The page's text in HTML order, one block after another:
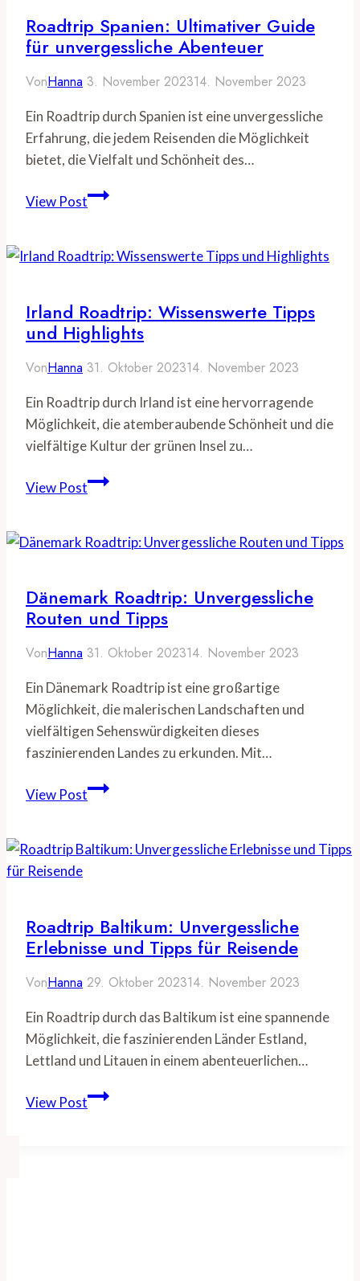
Roadtrip Spanien: Ultimativer Guide
für unvergessliche Abenteuer
VonHanna 3. November 202314. November 2023
Ein Roadtrip durch Spanien ist eine unvergessliche
Erfahrung, die jedem Reisenden die Möglichkeit
bietet, die Vielfalt und Schönheit des…
View PostRoadtrip
Guide
unvergessliche
Abenteuer
Irland Roadtrip: Wissenswerte Tipps
und Highlights
VonHanna 31. Oktober 202314. November 2023
Ein Roadtrip durch Irland ist eine hervorragende
Möglichkeit, die atemberaubende Schönheit und die
vielfältige Kultur der grünen Insel zu…
View PostIrland
Tipps
Highlights
Dänemark Roadtrip: Unvergessliche
Routen und Tipps
VonHanna 31. Oktober 202314. November 2023
Ein Dänemark Roadtrip ist eine großartige
Möglichkeit, die malerischen Landschaften und
vielfältigen Sehenswürdigkeiten dieses
faszinierenden Landes zu erkunden. Mit…
View PostDänemark
Routen
Roadtrip Baltikum: Unvergessliche
Erlebnisse und Tipps für Reisende
VonHanna 29. Oktober 202314. November 2023
Ein Roadtrip durch das Baltikum ist eine spannende
Möglichkeit, die faszinierenden Länder Estland,
Lettland und Litauen in einem abenteuerlichen…
View PostRoadtrip